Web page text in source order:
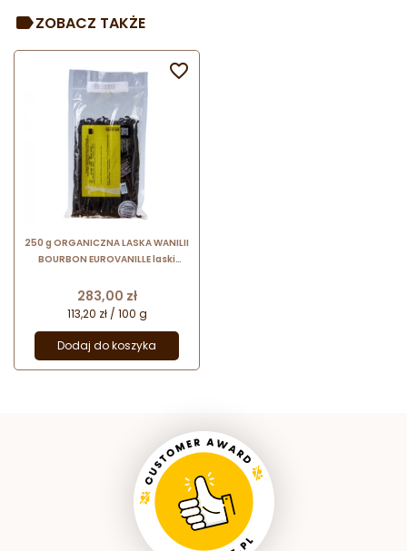
ZOBACZ TAKŻE
250 g ORGANICZNA LASKA WANILII
BOURBON EUROVANILLE laski
16-20 cm
Cena
283,00 zł
113,20 zł / 100 g
Dodaj do koszyka
